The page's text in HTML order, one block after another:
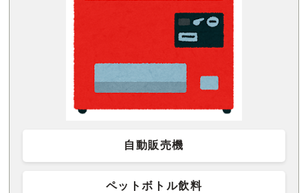
自動販売機
ペットボトル飲料